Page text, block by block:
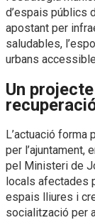
d’espais públics
apostant per
saludables,
urbans
Un
L’actuació
per l’ajuntament,
pel Ministeri de
locals afectades
espais lliures i
socialització per